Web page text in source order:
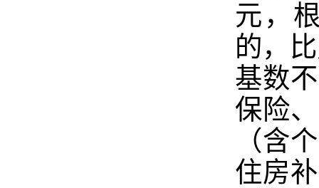
元，
的，
基数
保险
（含
住房